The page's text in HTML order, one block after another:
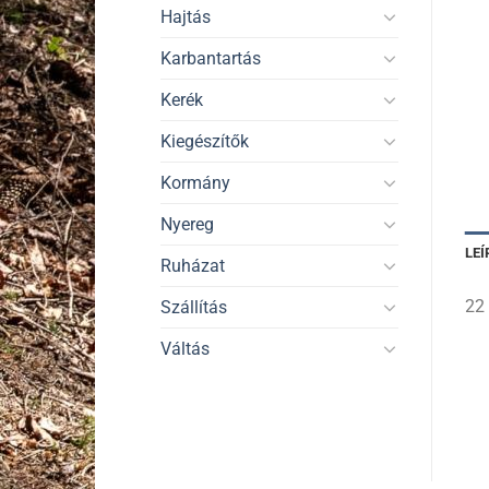
Hajtás
Karbantartás
Kerék
Kiegészítők
Kormány
Nyereg
Ruházat
Szállítás
Váltás
22